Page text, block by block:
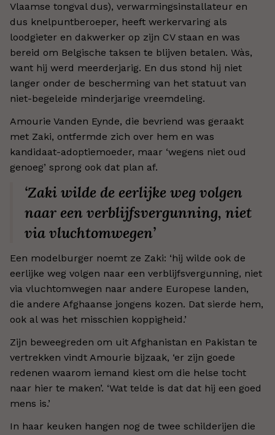
Vlaamse tongval dus), verwarmingsinstallateur en
dus knelpuntberoeper, heeft werkervaring als
loodgieter en dakwerker op zijn CV staan en was
bereid om Belgische taksen te blijven betalen. Wàs,
want hij werd meerderjarig. En dus stond hij niet
langer onder de bescherming van het statuut van
niet-begeleide minderjarige vreemdeling.
Amourie Vanden Eynde, die bevriend was geraakt
met Zaki, ontfermde zich over hem en was
kandidaat-adoptiemoeder, maar ‘wegens niet oud
genoeg’ sprong ook dat plan af.
‘Zaki wilde de eerlijke weg volgen
naar een verblijfsvergunning, niet
via vluchtomwegen’
Een modelburger noemt ze Zaki: ‘hij wilde ook de
eerlijke weg volgen naar een verblijfsvergunning, niet
via vluchtomwegen naar andere Europese landen,
die andere Afghaanse jongens kozen. Dat sierde hem,
ook al was het misschien koppigheid.’
Zijn beweegreden om uit Afghanistan en Pakistan te
vertrekken vindt Amourie bijzaak, ‘er zijn goede
redenen waarom iemand kiest om die helse tocht
naar hier te maken’. ‘Wat telde is dat dat hij een goed
mens is.’
In haar keuken hangen nog de twee schilderijen die